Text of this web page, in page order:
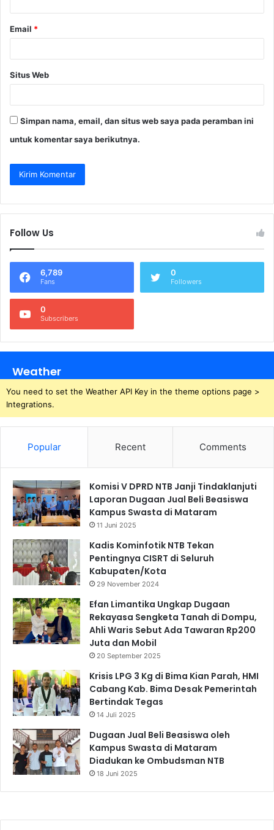
Email *
Situs Web
Simpan nama, email, dan situs web saya pada peramban ini
untuk komentar saya berikutnya.
Follow Us
6,789
Fans
0
Followers
0
Subscribers
Weather
You need to set the Weather API Key in the theme options page >
Integrations.
Popular Recent Comments
Komisi V DPRD NTB Janji Tindaklanjuti
Laporan Dugaan Jual Beli Beasiswa
Kampus Swasta di Mataram
11 Juni 2025
Kadis Kominfotik NTB Tekan
Pentingnya CISRT di Seluruh
Kabupaten/Kota
29 November 2024
Efan Limantika Ungkap Dugaan
Rekayasa Sengketa Tanah di Dompu,
Ahli Waris Sebut Ada Tawaran Rp200
Juta dan Mobil
20 September 2025
Krisis LPG 3 Kg di Bima Kian Parah, HMI
Cabang Kab. Bima Desak Pemerintah
Bertindak Tegas
14 Juli 2025
Dugaan Jual Beli Beasiswa oleh
Kampus Swasta di Mataram
Diadukan ke Ombudsman NTB
18 Juni 2025